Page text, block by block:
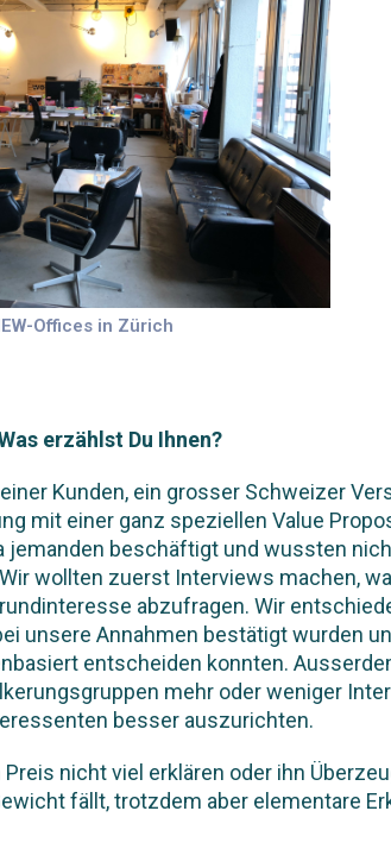
Offices in Zürich
erzählst Du Ihnen?
Kunden, ein grosser Schweizer
mit einer ganz speziellen Value
jemanden beschäftigt und wussten
wollten zuerst Interviews machen,
abzufragen. Wir
unsere Annahmen bestätigt wurden
entscheiden konnten.
mehr oder weniger
besser auszurichten.
nicht viel erklären oder ihn
fällt, trotzdem aber elementare